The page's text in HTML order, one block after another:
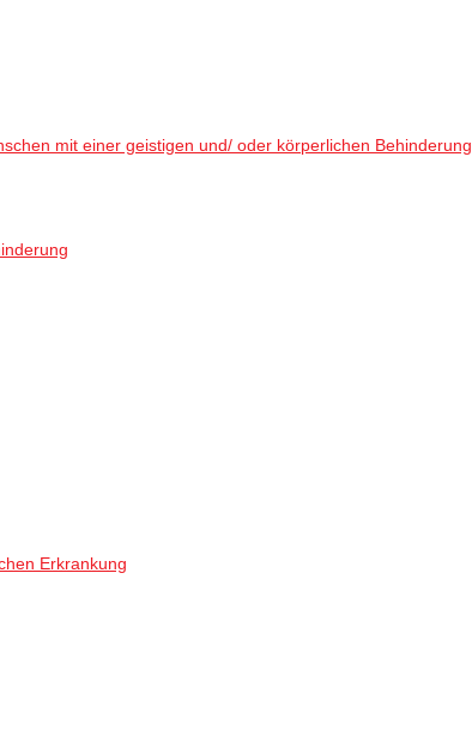
mit einer geistigen und/ oder körperlichen Behinderung
Erkrankung